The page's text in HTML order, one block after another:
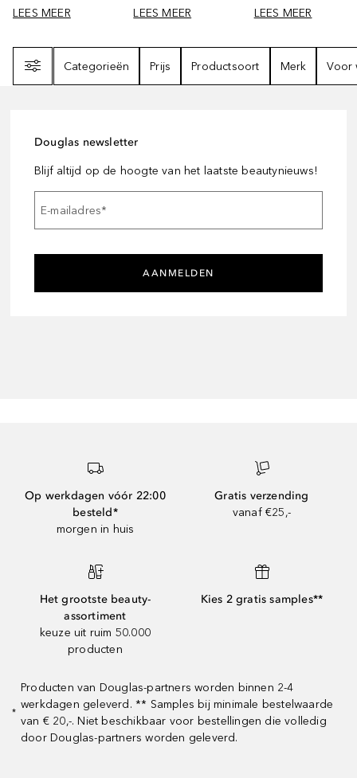
LEES MEER
LEES MEER
LEES MEER
Categorieën
Prijs Productsoort Merk Voor
Douglas newsletter
Blijf altijd op de hoogte van het laatste beautynieuws!
E-mailadres*
AANMELDEN
Op werkdagen vóór 22:00
besteld*
morgen in huis
Gratis verzending
vanaf €25,-
Het grootste beauty-
assortiment
keuze uit ruim 50.000
producten
Kies 2 gratis samples**
*
Producten van Douglas-partners worden binnen 2-4
werkdagen geleverd. ** Samples bij minimale bestelwaarde
van € 20,-. Niet beschikbaar voor bestellingen die volledig
door Douglas-partners worden geleverd.